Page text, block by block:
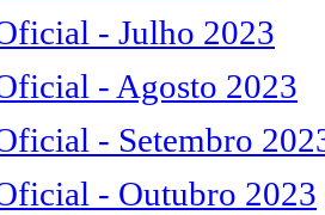
- Julho 2023
- Agosto 2023
- Setembro
- Outubro 2023